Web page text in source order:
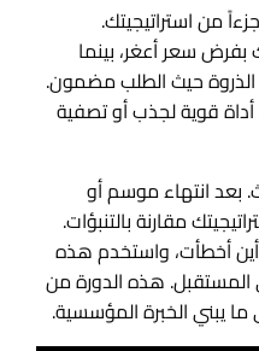
من استراتيجيتك.
سعر أعغر، بينما
الذروة حيث الطلب مضمون.
قوية لجذب أو تصفية
بعد انتهاء موسم أو
مقارنة بالتنبؤات.
أخطأت، واستخدم هذه
المستقبل. هذه الدورة من
يبني الخبرة المؤسسية.